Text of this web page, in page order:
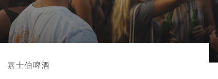
嘉士伯啤酒